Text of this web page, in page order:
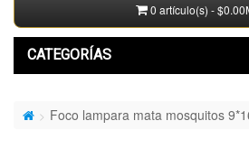
0 artículo(s) -
CATEGORÍAS
Foco lampara mata mosquitos